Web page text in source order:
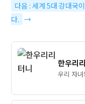
다음 : 세계 5대 강대국
다. →
한우리
우리 자